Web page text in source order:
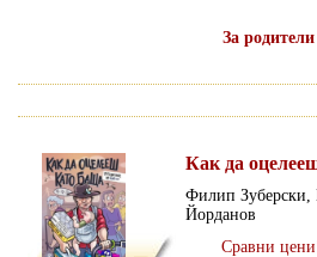
За родители
Как да
Филип
Йорданов
Сравни